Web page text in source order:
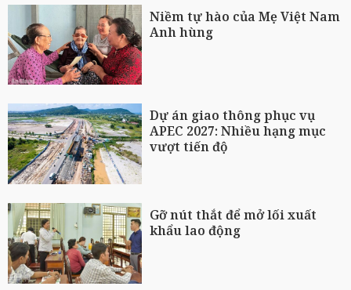
Niềm tự hào của Mẹ Việt Nam
Anh hùng
Dự án giao thông phục vụ
APEC 2027: Nhiều hạng mục
vượt tiến độ
Gỡ nút thắt để mở lối xuất
khẩu lao động